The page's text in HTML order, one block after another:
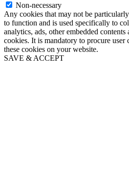
Non-necessary
Any cookies that may not be
to function and is used specifically to
analytics, ads, other embedded contents
cookies. It is mandatory to procure user
these cookies on your website.
SAVE & ACCEPT